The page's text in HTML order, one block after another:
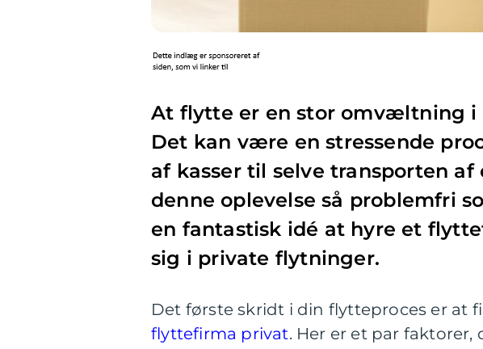
At flytte er en stor omvæltning i
Det kan være en stressende
af kasser til selve transporten af
denne oplevelse så problemfri
en fantastisk idé at hyre et
sig i private flytninger.
Det første skridt i din flytteproces er at
flyttefirma privat. Her er et par faktorer,